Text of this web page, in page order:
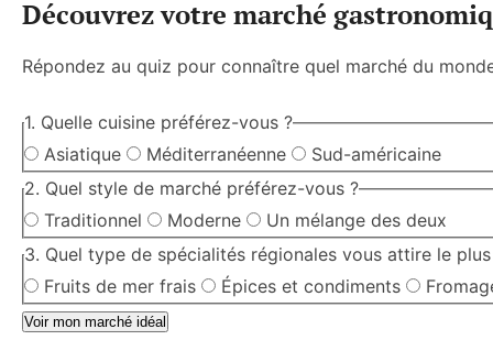
Découvrez votre marché
Répondez au quiz pour connaître quel marché du
1. Quelle cuisine préférez-vous ?
Asiatique
Méditerranéenne
Sud-américaine
2. Quel style de marché préférez-vous ?
Traditionnel
Moderne
Un mélange des deux
3. Quel type de spécialités régionales vous attire le
Fruits de mer frais
Épices et condiments
Voir mon marché idéal